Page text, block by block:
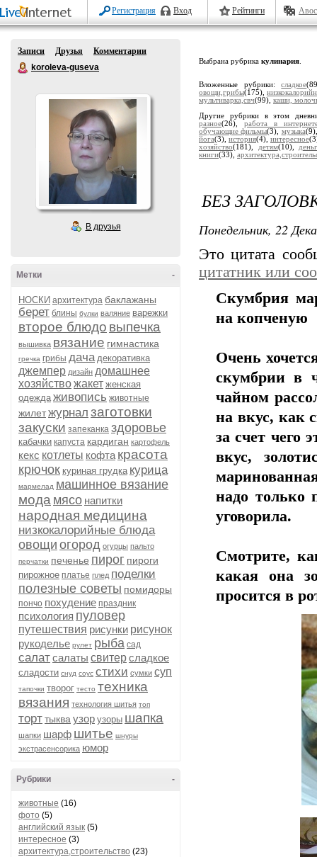
Регистрация Вход Рейтинги
Записи Друзья
Комментарии
koroleva-guseva
В друзья
-
Метки
НОСКИ архитектура баклажаны
берет блины булки валяние варежки
второе блюдо выпечка
вышивка вязание гимнастика
гречка грибы дача декоративка
джемпер дизайн домашнее
хозяйствожакет женская
одежда живопись животные
жилетжурнал заготовки
закуски запеканка здоровье
кабачки капуста кардиган картофель
кекс котлеты кофта красота
крючок куриная грудка курица
мармелад машинное вязание
мода мясо напитки
народная медицина
низкокалорийные блюда
овощи огород огурцы пальто
перчатки печенье пирог пироги
пирожное платье плед поделки
полезные советы помидоры
пончо похудение праздник
психология пуловер
путешествия рисунки рисунок
рукоделье рулет рыба сад
салатсалаты свитерсладкое
сладости снуд соус стихи сумки суп
тапочки творог тесто техника
вязания технология шитья топ
торттыква узор узоры шапка
шапки шарф шитье шнуры
экстрасенсорика юмор
-
Рубрики
животные (16)
фото (5)
английский язык (5)
интересное (3)
архитектура,строительство (23)
Выбрана рубрика кулинария
Вложенные рубрики:сладкое
овощи,грибы(175),
мультиварка,свч(99), каши,
Другие рубрики в этом
разное(26),работа в
обучающие фильмы(3), музыка
йога(3), история(4), интересное
хозяйство(181), детям(10),
книги(33),
БЕЗ
Понедельник, 22
Это цитата
цитатник или
Скумбрия
на копченую
Очень
скумбрии в
чайном
на вкус, как
за счет чего
вкус,
надо только
уговорила.
Смотрите,
какая она
просится в